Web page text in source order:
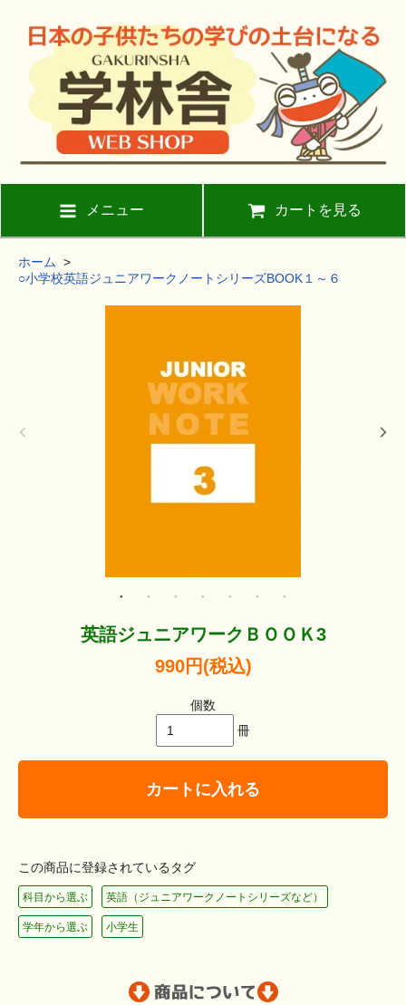
メニュー カートを見る
ホーム
>
○小学校英語ジュニアワークノートシリーズBOOK１～６
英語ジュニアワークＢＯＯＫ3
990円(税込)
個数
冊
カートに入れる
この商品に登録されているタグ
科目から選ぶ 英語（ジュニアワークノートシリーズなど）
学年から選ぶ 小学生